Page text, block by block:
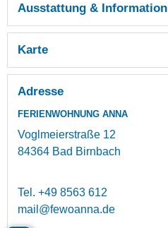
Ausstattung & Information
Karte
Adresse
FERIENWOHNUNG ANNA
Voglmeierstraße 12
84364 Bad Birnbach
Tel. +49 8563 612
mail@fewoanna.de